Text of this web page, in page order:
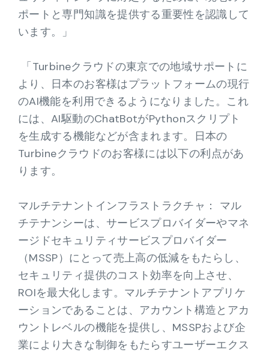
ポートと専門知識を提供する重要性を認識して
います。」
「Turbineクラウドの東京での地域サポートに
より、日本のお客様はプラットフォームの現行
のAI機能を利用できるようになりました。これ
には、AI駆動のChatBotがPythonスクリプト
を生成する機能などが含まれます。日本の
Turbineクラウドのお客様には以下の利点があ
ります。
マルチテナントインフラストラクチャ： マル
チテナンシーは、サービスプロバイダーやマネ
ージドセキュリティサービスプロバイダー
（MSSP）にとって売上高の低減をもたらし、
セキュリティ提供のコスト効率を向上させ、
ROIを最大化します。マルチテナントアプリケ
ーションであることは、アカウント構造とアカ
ウントレベルの機能を提供し、MSSPおよび企
業により大きな制御をもたらすユーザーエクス